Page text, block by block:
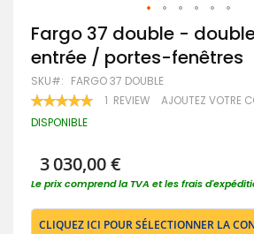
Passer
au
début
de
la
Galerie
d’images
Fargo 37 double -
entrée / portes-fenêtres
SKU FARGO 37 DOUBLE
RATING: 1 REVIEW AJOUTEZ VOTRE
DISPONIBLE
3 030,00 €
Le prix comprend la TVA et les frais
CLIQUEZ ICI POUR SÉLECTIONNER LA